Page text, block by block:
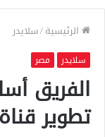
الرئيسية/سلايدر
سلايدر مصر
الفريق
تطوير